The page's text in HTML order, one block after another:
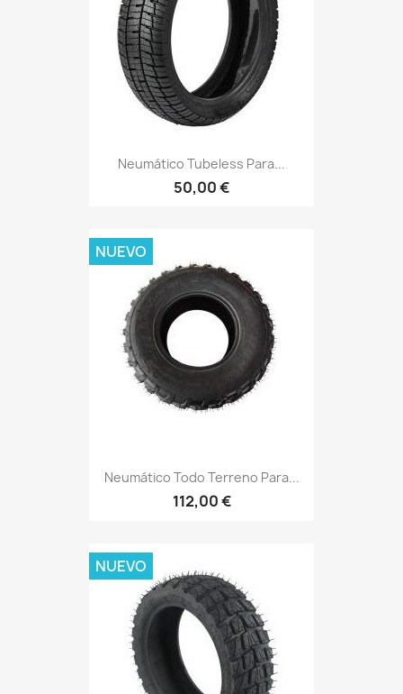
Neumático Tubeless Para...
50,00 €
Neumático Todo Terreno Para...
112,00 €
NUEVO
NUEVO